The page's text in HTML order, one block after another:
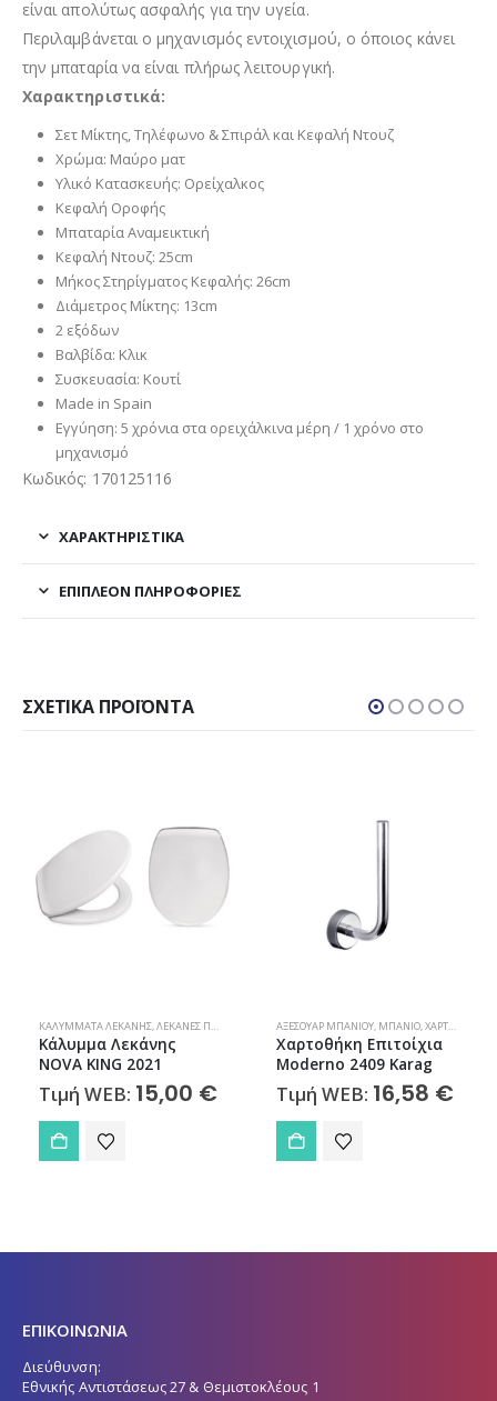
είναι απολύτως ασφαλής για την υγεία.
Περιλαμβάνεται ο μηχανισμός εντοιχισμού, ο όποιος κάνει
την μπαταρία να είναι πλήρως λειτουργική.
Χαρακτηριστικά:
Σετ Μίκτης, Τηλέφωνο & Σπιράλ και Κεφαλή Ντουζ
Χρώμα: Μαύρο ματ
Υλικό Κατασκευής: Ορείχαλκος
Κεφαλή Οροφής
Μπαταρία Αναμεικτική
Κεφαλή Ντουζ: 25cm
Μήκος Στηρίγματος Κεφαλής: 26cm
Διάμετρος Μίκτης: 13cm
2 εξόδων
Βαλβίδα: Κλικ
Συσκευασία: Κουτί
Made in Spain
Εγγύηση: 5 χρόνια στα ορειχάλκινα μέρη / 1 χρόνο στο
μηχανισμό
Κωδικός: 170125116
ΧΑΡΑΚΤΗΡΙΣΤΙΚΑ
ΕΠΙΠΛΈΟΝ ΠΛΗΡΟΦΟΡΊΕΣ
ΣΧΕΤΙΚΆ ΠΡΟΪΌΝΤΑ
ΚΑΛΎΜΜΑΤΑ ΛΕΚΆΝΗΣ,ΛΕΚΆΝΕΣ ΠΟΡΣΕΛΆΝΗΣ ΜΠΆΝΙΟ
Κάλυμμα Λεκάνης
NOVA KING 2021
Τιμή WEB: 15,00 €
ΑΞΕΣΟΥΆΡ ΜΠΆΝΙΟΥ, ΜΠΆΝΙΟ,ΧΑΡΤΟΘΉΚΕΣ
Χαρτοθήκη Επιτοίχια
Moderno 2409 Karag
Τιμή WEB: 16,58 €
ΕΠΙΚΟΙΝΩΝΙΑ
Διεύθυνση:
Εθνικής Αντιστάσεως 27 & Θεμιστοκλέους 1